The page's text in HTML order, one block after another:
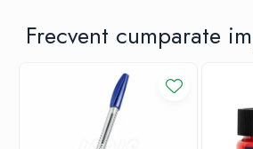
Frecvent cumparate